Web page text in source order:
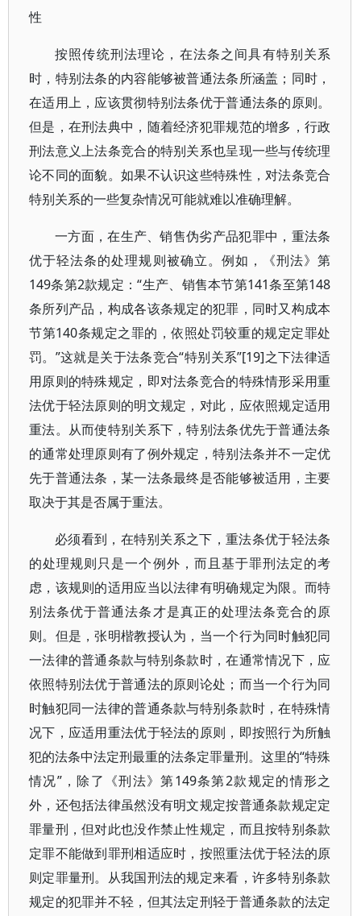
性
按照传统刑法理论，在法条之间具有特别关系
时，特别法条的内容能够被普通法条所涵盖；同时，
在适用上，应该贯彻特别法条优于普通法条的原则。
但是，在刑法典中，随着经济犯罪规范的增多，行政
刑法意义上法条竞合的特别关系也呈现一些与传统理
论不同的面貌。如果不认识这些特殊性，对法条竞合
特别关系的一些复杂情况可能就难以准确理解。
一方面，在生产、销售伪劣产品犯罪中，重法条
优于轻法条的处理规则被确立。例如，《刑法》第
149条第2款规定：“生产、销售本节第141条至第148
条所列产品，构成各该条规定的犯罪，同时又构成本
节第140条规定之罪的，依照处罚较重的规定定罪处
罚。”这就是关于法条竞合“特别关系”[19]之下法律适
用原则的特殊规定，即对法条竞合的特殊情形采用重
法优于轻法原则的明文规定，对此，应依照规定适用
重法。从而使特别关系下，特别法条优先于普通法条
的通常处理原则有了例外规定，特别法条并不一定优
先于普通法条，某一法条最终是否能够被适用，主要
取决于其是否属于重法。
必须看到，在特别关系之下，重法条优于轻法条
的处理规则只是一个例外，而且基于罪刑法定的考
虑，该规则的适用应当以法律有明确规定为限。而特
别法条优于普通法条才是真正的处理法条竞合的原
则。但是，张明楷教授认为，当一个行为同时触犯同
一法律的普通条款与特别条款时，在通常情况下，应
依照特别法优于普通法的原则论处；而当一个行为同
时触犯同一法律的普通条款与特别条款时，在特殊情
况下，应适用重法优于轻法的原则，即按照行为所触
犯的法条中法定刑最重的法条定罪量刑。这里的“特殊
情况”，除了《刑法》第149条第2款规定的情形之
外，还包括法律虽然没有明文规定按普通条款规定定
罪量刑，但对此也没作禁止性规定，而且按特别条款
定罪不能做到罪刑相适应时，按照重法优于轻法的原
则定罪量刑。从我国刑法的规定来看，许多特别条款
规定的犯罪并不轻，但其法定刑轻于普通条款的法定